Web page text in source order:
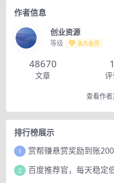
作者信息
创业资源
等级 永久会员
48670
文章
1
查看作
排行榜展示
1
2 百度推荐官，每天稳定